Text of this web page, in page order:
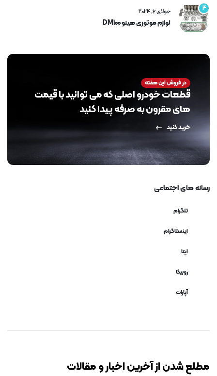
4 جولای 6, 2024
لوازم موتوری هینو DM100
در فروش این هفته
قطعات خودرو اصلی که می توانید با قیمت
های مقرون به صرفه پیدا کنید
خرید کنید
رسانه های اجتماعی
تلگرام
اینستاگرام
ایتا
روبیکا
آپارات
مطلع شدن از آخرین اخبار و مقالات